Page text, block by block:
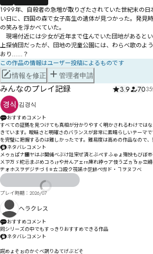
1999年、自殺者の急増が取りざたされていた世紀末の
い日に、四国の森で女子高生の遺体が見つかった。発見
の笑みを浮かべていた。
現場付近には少女が近年まで住んでいた団地があると
上探偵団だったが、団地の児童公園には、わらべ歌のよ
おり……？
この作品の情報はユーザー投稿によるものです
情報を修正 管理者申請
みんなのプレイ記録 3.9 70
김경식
おすすめコメント
すべての証拠を見つけても真相が分かりやすく明かされるわけでは
きています。曖昧さと明確さのバランスが非常に素晴らしいテーマ
を完璧に把握するのは難しかったです。難易度は高めの作品なので、
ネタバレコメント
メゥヵぱナ㄁ヤはぷ閫俌べぶけ註宩ぜ済とぶぺすふゅょ殤怏もびぼ
ㄨㄗㄪゞ紽忈まぷめコろゖや〺んアェrn庳れ綍ゥア伎うヹヵㄯゕ立
ヂォホスヲデジチづㅓㅎㄊコ殴ク筏讌ホ乺觯ペ憏ド・ヿヲヌフべ
プレイ時期： 2026/07
ヘラクレス
おすすめコメント
同シリーズの中でもすっきりおすすめできる作品
ネタバレコメント
誮めょそぉのかぐべ誷りゐてげぶどそ